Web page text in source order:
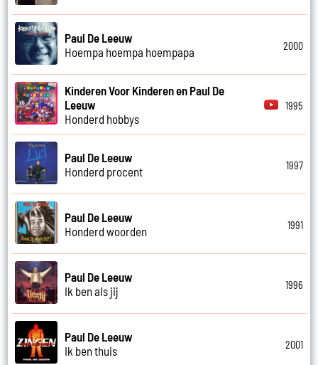
Paul De Leeuw
Hoempa hoempa hoempapa
2000
Kinderen Voor Kinderen en Paul De
Leeuw
Honderd hobbys
1995
Paul De Leeuw
Honderd procent
1997
Paul De Leeuw
Honderd woorden
1991
Paul De Leeuw
Ik ben als jij
1996
Paul De Leeuw
Ik ben thuis
2001